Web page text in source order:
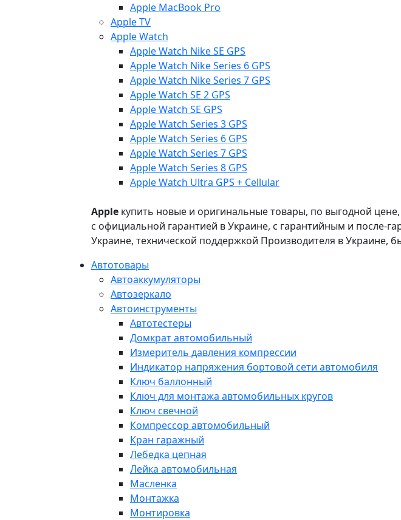
Apple MacBook Pro
Apple TV
Apple Watch
Apple Watch Nike SE GPS
Apple Watch Nike Series 6 GPS
Apple Watch Nike Series 7 GPS
Apple Watch SE 2 GPS
Apple Watch SE GPS
Apple Watch Series 3 GPS
Apple Watch Series 6 GPS
Apple Watch Series 7 GPS
Apple Watch Series 8 GPS
Apple Watch Ultra GPS + Cellular
Apple купить новые и оригинальные товары, по выгодной
с официальной гарантией в Украине, с гарантийным и после-
Украине, технической поддержкой Производителя в Украине,
Автотовары
Автоаккумуляторы
Автозеркало
Автоинструменты
Автотестеры
Домкрат автомобильный
Измеритель давления компрессии
Индикатор напряжения бортовой сети автомобиля
Ключ баллонный
Ключ для монтажа автомобильных кругов
Ключ свечной
Компрессор автомобильный
Кран гаражный
Лебедка цепная
Лейка автомобильная
Масленка
Монтажка
Монтировка